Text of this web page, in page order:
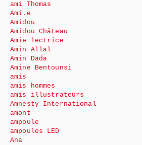
ami Thomas
Ami.e
Amidou
Amidou Château
Amie lectrice
Amin Allal
Amin Dada
Amine Bentounsi
amis
amis hommes
amis illustrateurs
Amnesty International
amont
ampoule
ampoules LED
Ana